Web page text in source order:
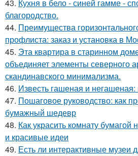
43. Кухня в бело - синей гамме -
благородство.
44. Преимущества
профлиста: заказ и установка в
45. Эта квартира в старинном
объединяет элементы северного
скандинавского минимализма.
46. Известь гашеная и
47. Пошаговое руководство: как
бумажный шедевр
48. Как украсить комнату
и красивые идеи
49. Есть ли интерактивные музеи